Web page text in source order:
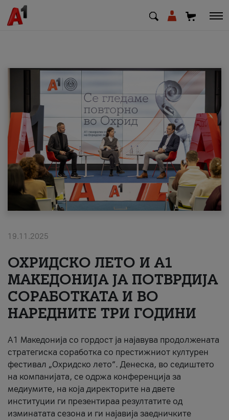
МК SQ
Приватни Деловни
Поддршка
Надополни кредит
#ПодобарОнлајн
19.11.2025
ОХРИДСКО ЛЕТО И A1
МАКЕДОНИЈА ЈА ПОТВРДИЈА
СОРАБОТКАТА И ВО
НАРЕДНИТЕ ТРИ ГОДИНИ
A1 Македонија со гордост ја најавува продолжената
стратегиска соработка со престижниот културен
фестивал „Охридско лето“. Денеска, во седиштето
на компанијата, се одржа конференција за
медиумите, на која директорите на двете
институции ги презентираа резултатите од
изминатата сезона и ги најавија заедничките